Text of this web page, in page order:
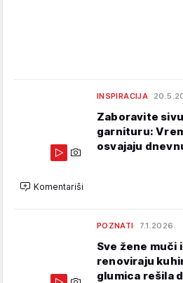
INSPIRACIJA
Zaboravite
garnituru:
osvajaju
Komentariši
POZNATI 7.1.2026.
Sve žene muči
renoviraju
glumica rešila